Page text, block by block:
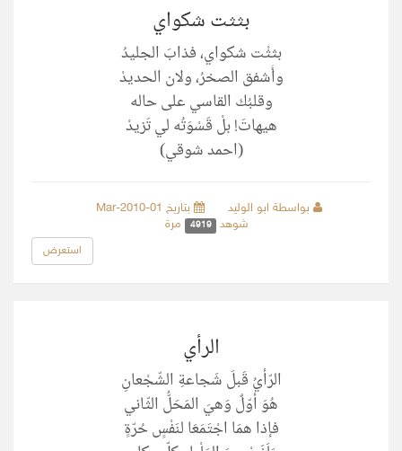
بثثت شكواي
بثثْت شكواي، فذابَ الجليدُ
وأَشفق الصخرُ، ولان الحديدْ
وقلبُك القاسي على حاله
هيهاتَ! بلْ قَسْوَتُه لي تَزيدْ
(احمد شوقي)
بواسطة ابو الوليد
بتاريخ 01-Mar-2010
شوهد
4919 مرة
استعرض
الرأي
الرّأيُ قَبلَ شَجاعةِ الشّجْعانِ
هُوَ أوّلٌ وَهيَ المَحَلُّ الثّاني
فإذا همَا اجْتَمَعَا لنَفْسٍ حُرّةٍ